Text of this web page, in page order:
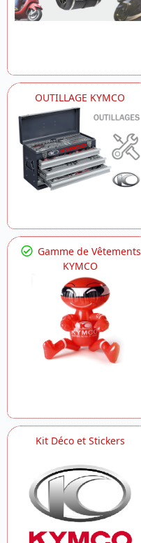
OUTILLAGE KYMCO
Gamme de Vêtements
KYMCO
Kit Déco et Stickers